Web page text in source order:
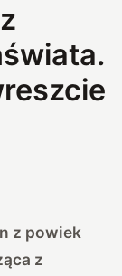
z powiek
z